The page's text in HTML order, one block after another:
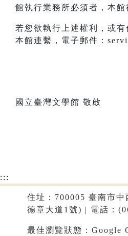
館執行業務所必須者，本館
若您欲執行上述權利，或
本館連繫，電子郵件：
國立臺灣文學館 敬啟
:::
住址：700005 臺南市中
德章大道1號) | 電話：
最佳瀏覽狀態：Google